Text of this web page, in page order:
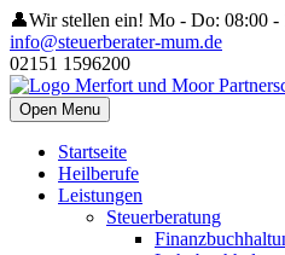
👤Wir stellen ein! Mo - Do: 08:00 -
info@steuerberater-mum.de
02151 1596200
Open Menu
Startseite
Heilberufe
Leistungen
Steuerberatung